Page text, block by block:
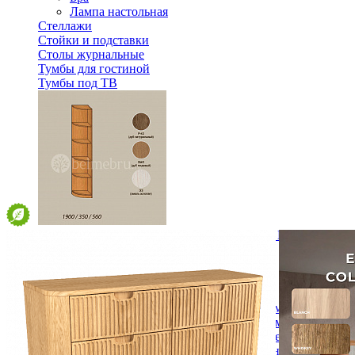
Лампа настольная
Стеллажи
Стойки и подставки
Столы журнальные
Тумбы для гостиной
Тумбы под ТВ
Модульная гостиная Вилия-М Шкаф №11.2 Г-01
Спальня
Деревянные кровати с подъемным механизмом
Кровати односпальные с подъемным механизмом
Кровати двуспальные с подъемным механизмом
Кровати полутороспальные с подъемным